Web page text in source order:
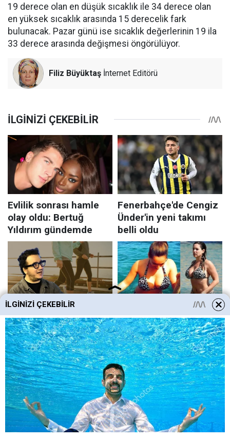
19 derece olan en düşük sıcaklık ile 34 derece olan
en yüksek sıcaklık arasında 15 derecelik fark
bulunacak. Pazar günü ise sıcaklık değerlerinin 19 ila
33 derece arasında değişmesi öngörülüyor.
Filiz Büyüktaş İnternet Editörü
İLGINIZI ÇEKEBILIR